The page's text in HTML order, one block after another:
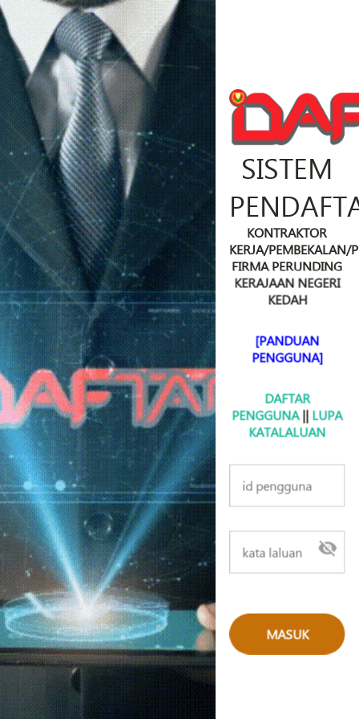
SISTEM
KONTRAKTOR
KERJA/PEMBEKALAN/
FIRMA PERUNDING
KERAJAAN NEGERI
KEDAH
[PANDUAN
PENGGUNA]
DAFTAR
PENGGUNA|| LUPA
KATALALUAN